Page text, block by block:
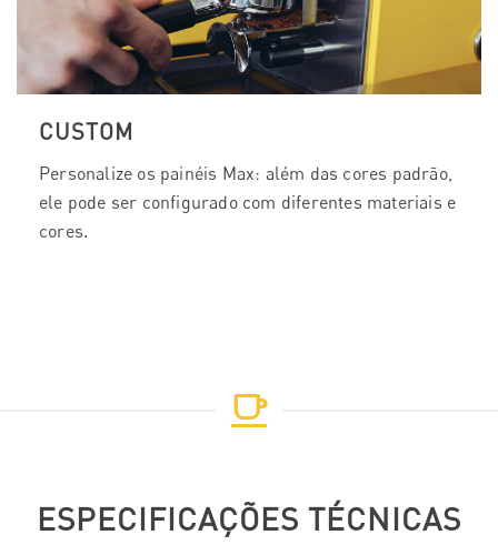
CUSTOM
Personalize os painéis Max: além das cores padrão,
ele pode ser configurado com diferentes materiais e
cores.
ESPECIFICAÇÕES TÉCNICAS